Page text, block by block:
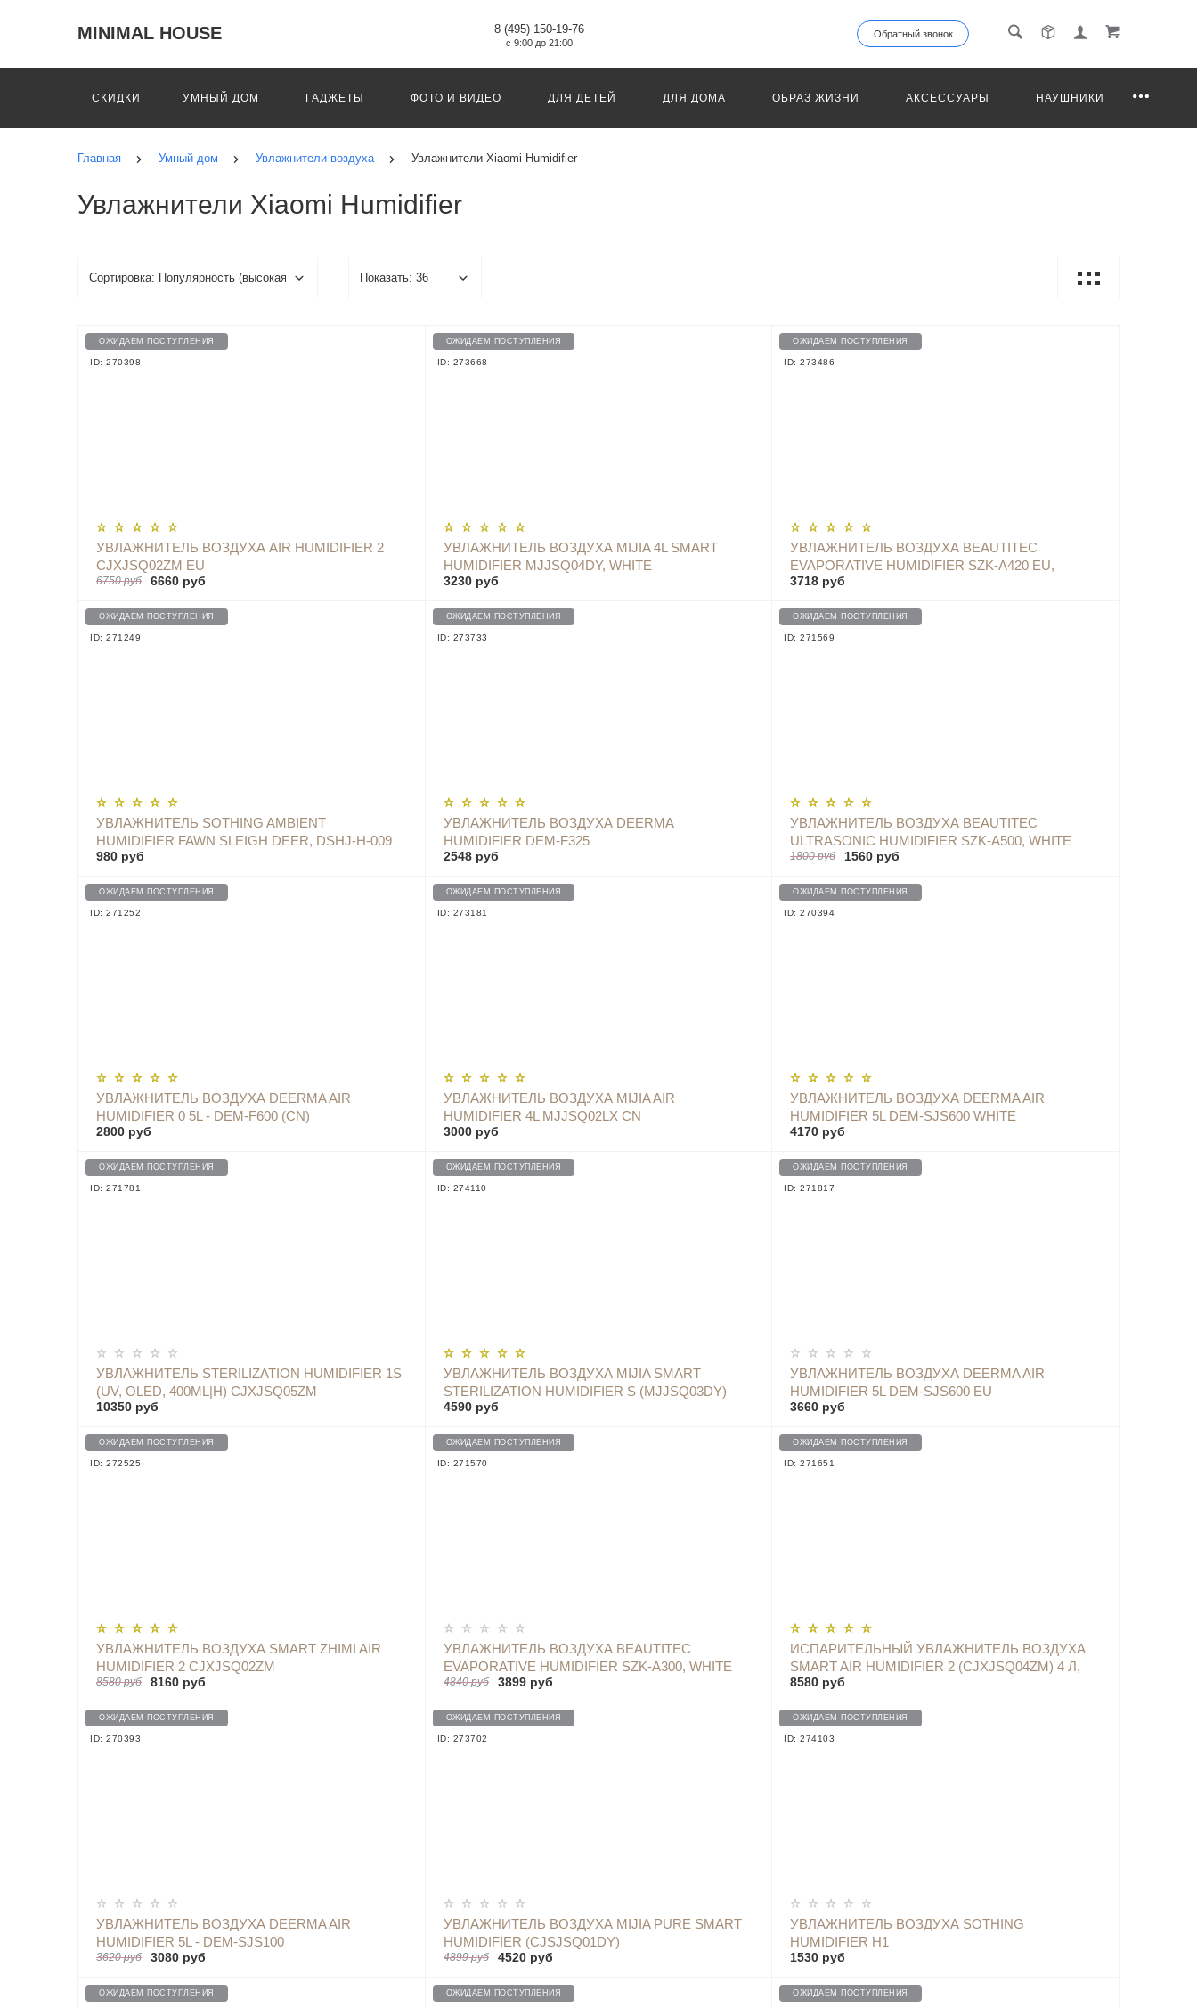
MINIMAL HOUSE 8 (495) 150-19-76
с 9:00 до 21:00
Обратный звонок
СКИДКИ УМНЫЙ ДОМ ГАДЖЕТЫ ФОТО И ВИДЕО ДЛЯ ДЕТЕЙ ДЛЯ ДОМА ОБРАЗ ЖИЗНИ АКСЕССУАРЫ НАУШНИКИ
Главная Умный дом Увлажнители воздуха Увлажнители Xiaomi Humidifier
Увлажнители Xiaomi Humidifier
ОЖИДАЕМ ПОСТУПЛЕНИЯ
ID: 270398
УВЛАЖНИТЕЛЬ ВОЗДУХА AIR HUMIDIFIER 2
CJXJSQ02ZM EU
6750 руб 6660 руб
ОЖИДАЕМ ПОСТУПЛЕНИЯ
ID: 273668
УВЛАЖНИТЕЛЬ ВОЗДУХА MIJIA 4L SMART
HUMIDIFIER MJJSQ04DY, WHITE
3230 руб
ОЖИДАЕМ ПОСТУПЛЕНИЯ
ID: 273486
УВЛАЖНИТЕЛЬ ВОЗДУХА BEAUTITEC
EVAPORATIVE HUMIDIFIER SZK-A420 EU,
WHITE
3718 руб
ОЖИДАЕМ ПОСТУПЛЕНИЯ
ID: 271249
УВЛАЖНИТЕЛЬ SOTHING AMBIENT
HUMIDIFIER FAWN SLEIGH DEER, DSHJ-H-009
980 руб
ОЖИДАЕМ ПОСТУПЛЕНИЯ
ID: 273733
УВЛАЖНИТЕЛЬ ВОЗДУХА DEERMA
HUMIDIFIER DEM-F325
2548 руб
ОЖИДАЕМ ПОСТУПЛЕНИЯ
ID: 271569
УВЛАЖНИТЕЛЬ ВОЗДУХА BEAUTITEC
ULTRASONIC HUMIDIFIER SZK-A500, WHITE
1800 руб 1560 руб
ОЖИДАЕМ ПОСТУПЛЕНИЯ
ID: 271252
УВЛАЖНИТЕЛЬ ВОЗДУХА DEERMA AIR
HUMIDIFIER 0 5L - DEM-F600 (CN)
2800 руб
ОЖИДАЕМ ПОСТУПЛЕНИЯ
ID: 273181
УВЛАЖНИТЕЛЬ ВОЗДУХА MIJIA AIR
HUMIDIFIER 4L MJJSQ02LX CN
3000 руб
ОЖИДАЕМ ПОСТУПЛЕНИЯ
ID: 270394
УВЛАЖНИТЕЛЬ ВОЗДУХА DEERMA AIR
HUMIDIFIER 5L DEM-SJS600 WHITE
4170 руб
ОЖИДАЕМ ПОСТУПЛЕНИЯ
ID: 271781
УВЛАЖНИТЕЛЬ STERILIZATION HUMIDIFIER 1S
(UV, OLED, 400ML|H) CJXJSQ05ZM
10350 руб
ОЖИДАЕМ ПОСТУПЛЕНИЯ
ID: 274110
УВЛАЖНИТЕЛЬ ВОЗДУХА MIJIA SMART
STERILIZATION HUMIDIFIER S (MJJSQ03DY)
4.5Л
4590 руб
ОЖИДАЕМ ПОСТУПЛЕНИЯ
ID: 271817
УВЛАЖНИТЕЛЬ ВОЗДУХА DEERMA AIR
HUMIDIFIER 5L DEM-SJS600 EU
3660 руб
ОЖИДАЕМ ПОСТУПЛЕНИЯ
ID: 272525
УВЛАЖНИТЕЛЬ ВОЗДУХА SMART ZHIMI AIR
HUMIDIFIER 2 CJXJSQ02ZM
8580 руб 8160 руб
ОЖИДАЕМ ПОСТУПЛЕНИЯ
ID: 271570
УВЛАЖНИТЕЛЬ ВОЗДУХА BEAUTITEC
EVAPORATIVE HUMIDIFIER SZK-A300, WHITE
4840 руб 3899 руб
ОЖИДАЕМ ПОСТУПЛЕНИЯ
ID: 271651
ИСПАРИТЕЛЬНЫЙ УВЛАЖНИТЕЛЬ ВОЗДУХА
SMART AIR HUMIDIFIER 2 (CJXJSQ04ZM) 4 Л,
WHITE
8580 руб
ОЖИДАЕМ ПОСТУПЛЕНИЯ
ID: 270393
УВЛАЖНИТЕЛЬ ВОЗДУХА DEERMA AIR
HUMIDIFIER 5L - DEM-SJS100
3620 руб 3080 руб
ОЖИДАЕМ ПОСТУПЛЕНИЯ
ID: 273702
УВЛАЖНИТЕЛЬ ВОЗДУХА MIJIA PURE SMART
HUMIDIFIER (CJSJSQ01DY)
4899 руб 4520 руб
ОЖИДАЕМ ПОСТУПЛЕНИЯ
ID: 274103
УВЛАЖНИТЕЛЬ ВОЗДУХА SOTHING
HUMIDIFIER H1
1530 руб
ОЖИДАЕМ ПОСТУПЛЕНИЯ ОЖИДАЕМ ПОСТУПЛЕНИЯ ОЖИДАЕМ ПОСТУПЛЕНИЯ